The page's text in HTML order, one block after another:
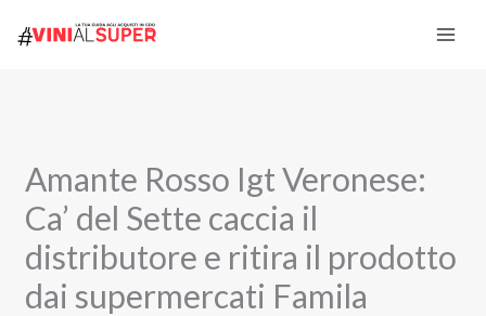
Amante Rosso Igt Veronese:
Ca’ del Sette caccia il
distributore e ritira il prodotto
dai supermercati Famila